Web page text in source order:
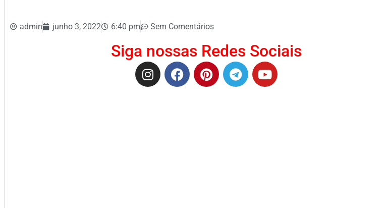
admin junho 3, 2022 6:40 pm Sem Comentários
Siga nossas Redes Sociais